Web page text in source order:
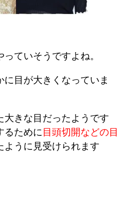
ていそうですよね。
に目が大きくなっていま
大きな目だったようです
るために目頭切開などの目
ように見受けられます